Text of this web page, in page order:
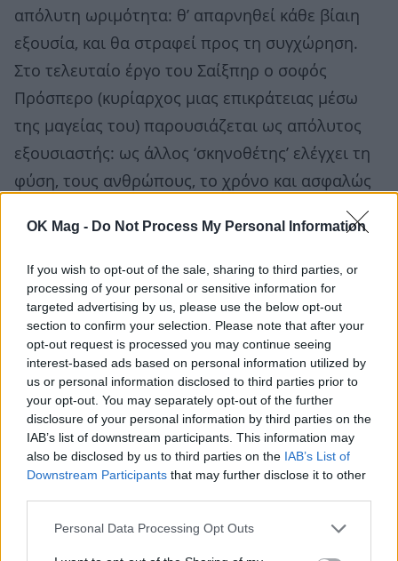
OK Mag - Do Not Process My Personal Information
If you wish to opt-out of the sale, sharing to third parties, or
processing of your personal or sensitive information for
targeted advertising by us, please use the below opt-out
section to confirm your selection. Please note that after your
opt-out request is processed you may continue seeing
interest-based ads based on personal information utilized by
us or personal information disclosed to third parties prior to
your opt-out. You may separately opt-out of the further
disclosure of your personal information by third parties on the
IAB’s list of downstream participants. This information may
also be disclosed by us to third parties on the IAB’s List of
Downstream Participants that may further disclose it to other
Personal Data Processing Opt Outs
απόλυτη ωριμότητα: θ’ απαρνηθεί κάθε βίαιη
εξουσία, και θα στραφεί προς τη συγχώρηση.
Στο τελευταίο έργο του Σαίξπηρ ο σοφός
Πρόσπερο (κυρίαρχος μιας επικράτειας μέσω
της μαγείας του) παρουσιάζεται ως απόλυτος
εξουσιαστής: ως άλλος ‘σκηνοθέτης’ ελέγχει τη
φύση, τους ανθρώπους, το χρόνο και ασφαλώς
τη ροή των γεγονότων. Ωστόσο αυτή η εξουσία
τον έχει απομακρύνει από την αληθινή φύση
του ανθρώπου, μια και η γνώση του λειτουργεί
ως μηχανισμός ελέγχου. Το έργο παρακολουθεί
τη συνειδητή επιλογή του να γίνει και πάλι…
άνθρωπος, και να διασταυρωθεί έτσι με τη
μενανδρική σκέψη ότι ο άνθρωπος γίνεται
‘ωραίος’, όταν χρησιμοποιεί τη δύναμή του για
κοινό καλό.